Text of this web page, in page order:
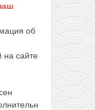
об
на сайте